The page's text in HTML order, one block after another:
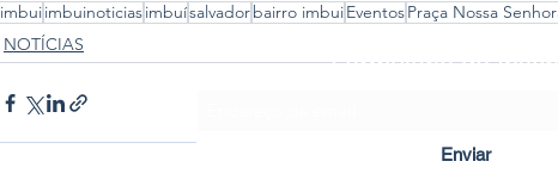
imbuiimbuinoticiasimbuísalvadorbairro imbuiEventosPraça Nossa
NOTÍCIAS
Formulário de
Enviar